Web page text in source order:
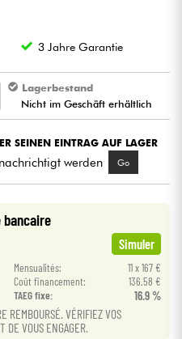
Marken an
3 Jahre Garantie
Lagerbestand
Nicht im Geschäft erhältlich
SEINEN EINTRAG AUF LAGER
werden Go
Simuler
Mensualités:
11 x 167 €
Coût financement:
136.58 €
TAEG fixe: 16.9 %
REMBOURSÉ. VÉRIFIEZ VOS
DE VOUS ENGAGER.